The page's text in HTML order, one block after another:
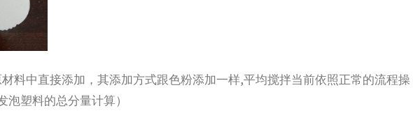
料中直接添加，其添加方式跟色粉添加一样,平均搅拌当前依照正常的流程操
塑料的总分量计算）